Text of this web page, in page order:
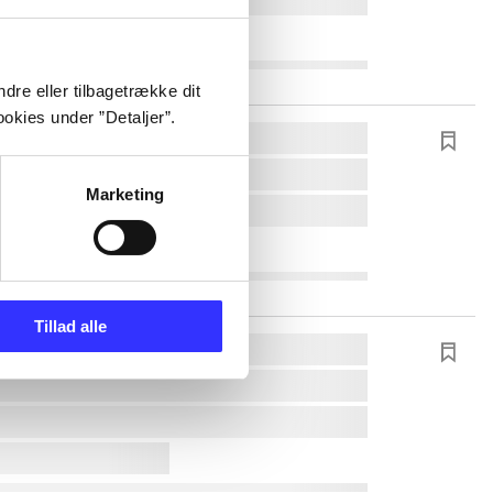
eller tilbagetrække dit
under ”Detaljer”.
Marketing
Tillad alle